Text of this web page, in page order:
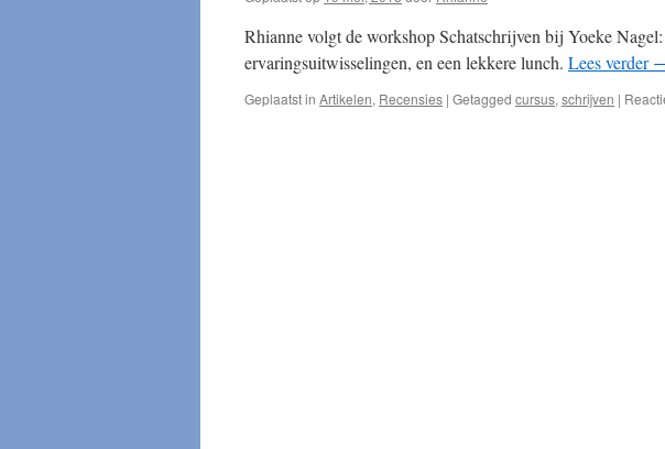
Rhianne volgt de workshop Schatschrijven bij Yoeke
ervaringsuitwisselingen, en een lekkere lunch. Lees verder
Geplaatst in Artikelen, Recensies | Getagged cursus, schrijven |